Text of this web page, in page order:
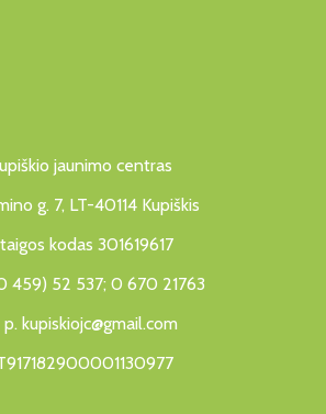
jaunimo centras
g. 7, LT-40114 Kupiškis
kodas 301619617
459) 52 537; 0 670 21763
p. kupiskiojc@gmail.com